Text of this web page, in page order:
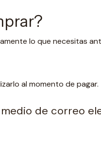
lo que necesitas
al momento de pagar.
de correo